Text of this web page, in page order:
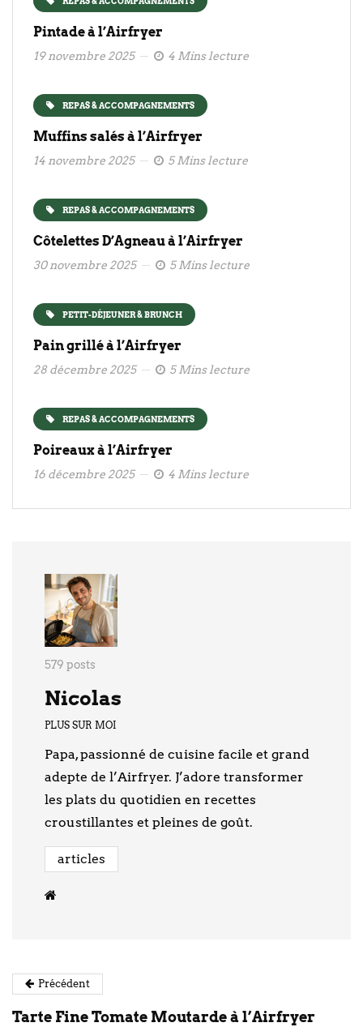
Pintade à l’Airfryer
19 novembre 2025 4 Mins lecture
REPAS & ACCOMPAGNEMENTS
Muffins salés à l’Airfryer
14 novembre 2025 5 Mins lecture
REPAS & ACCOMPAGNEMENTS
Côtelettes D’Agneau à l’Airfryer
30 novembre 2025 5 Mins lecture
PETIT-DÉJEUNER & BRUNCH
Pain grillé à l’Airfryer
28 décembre 2025 5 Mins lecture
REPAS & ACCOMPAGNEMENTS
Poireaux à l’Airfryer
16 décembre 2025 4 Mins lecture
579 posts
Nicolas
PLUS SUR MOI
Papa, passionné de cuisine facile et grand
adepte de l’Airfryer. J’adore transformer
les plats du quotidien en recettes
croustillantes et pleines de goût.
articles
Précédent
Tarte Fine Tomate Moutarde à l’Airfryer